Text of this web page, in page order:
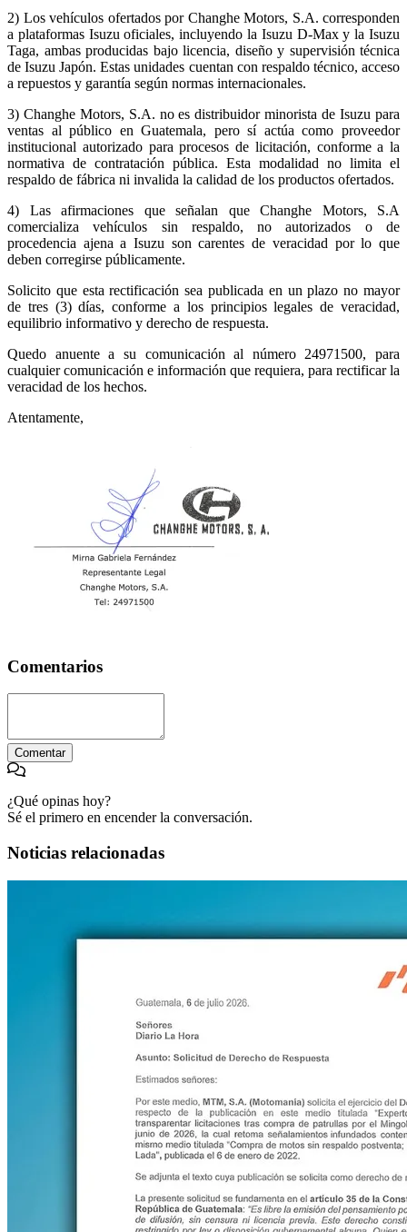
2) Los vehículos ofertados por Changhe Motors, S.A. corresponden
a plataformas Isuzu oficiales, incluyendo la Isuzu D-Max y la Isuzu
Taga, ambas producidas bajo licencia, diseño y supervisión técnica
de Isuzu Japón. Estas unidades cuentan con respaldo técnico, acceso
a repuestos y garantía según normas internacionales.
3) Changhe Motors, S.A. no es distribuidor minorista de Isuzu para
ventas al público en Guatemala, pero sí actúa como proveedor
institucional autorizado para procesos de licitación, conforme a la
normativa de contratación pública. Esta modalidad no limita el
respaldo de fábrica ni invalida la calidad de los productos ofertados.
4) Las afirmaciones que señalan que Changhe Motors, S.A
comercializa vehículos sin respaldo, no autorizados o de
procedencia ajena a Isuzu son carentes de veracidad por lo que
deben corregirse públicamente.
Solicito que esta rectificación sea publicada en un plazo no mayor
de tres (3) días, conforme a los principios legales de veracidad,
equilibrio informativo y derecho de respuesta.
Quedo anuente a su comunicación al número 24971500, para
cualquier comunicación e información que requiera, para rectificar la
veracidad de los hechos.
Atentamente,
Comentarios
Comentar
¿Qué opinas hoy?
Sé el primero en encender la conversación.
Noticias relacionadas